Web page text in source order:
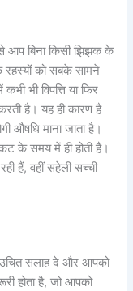
आप बिना किसी झिझक के
को सबके सामने
भी विपत्ति या फिर
है। यह ही कारण है
औषधि माना जाता है।
के समय में ही होती है।
हैं, वहीं सहेली सच्ची
सलाह दे और आपको
होता है, जो आपको